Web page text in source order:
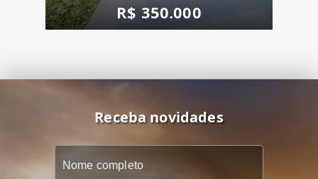
R$ 350.000
Receba novidades